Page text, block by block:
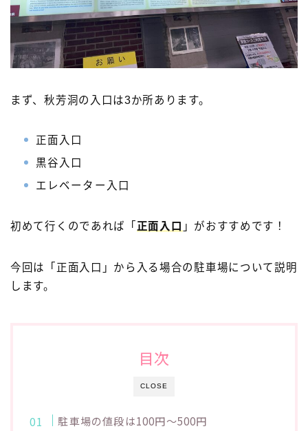
まず、秋芳洞の入口は3か所あります。
正面入口
黒谷入口
エレベーター入口
初めて行くのであれば「 正面入口 」がおすすめです！
今回は「正面入口」から入る場合の駐車場について説明
します。
CLOSE
目次
駐車場の値段は100円～500円